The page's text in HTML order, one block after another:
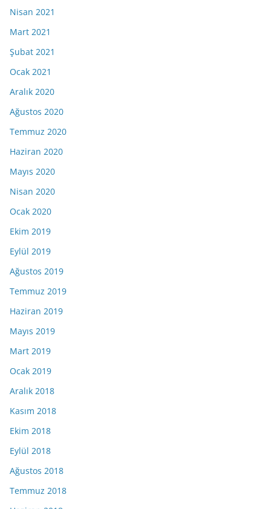
Nisan 2021
Mart 2021
Şubat 2021
Ocak 2021
Aralık 2020
Ağustos 2020
Temmuz 2020
Haziran 2020
Mayıs 2020
Nisan 2020
Ocak 2020
Ekim 2019
Eylül 2019
Ağustos 2019
Temmuz 2019
Haziran 2019
Mayıs 2019
Mart 2019
Ocak 2019
Aralık 2018
Kasım 2018
Ekim 2018
Eylül 2018
Ağustos 2018
Temmuz 2018